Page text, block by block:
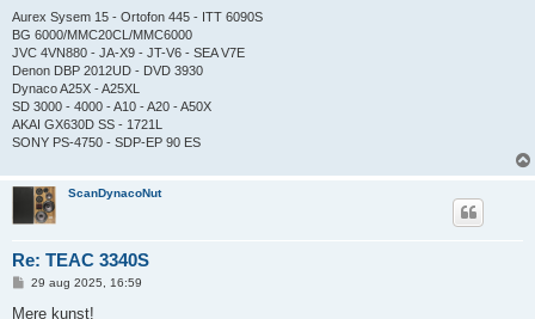
Aurex Sysem 15 - Ortofon 445 - ITT 6090S
BG 6000/MMC20CL/MMC6000
JVC 4VN880 - JA-X9 - JT-V6 - SEA V7E
Denon DBP 2012UD - DVD 3930
Dynaco A25X - A25XL
SD 3000 - 4000 - A10 - A20 - A50X
AKAI GX630D SS - 1721L
SONY PS-4750 - SDP-EP 90 ES
ScanDynacoNut
Re: TEAC 3340S
d
29 aug 2025, 16:59
Mere kunst!